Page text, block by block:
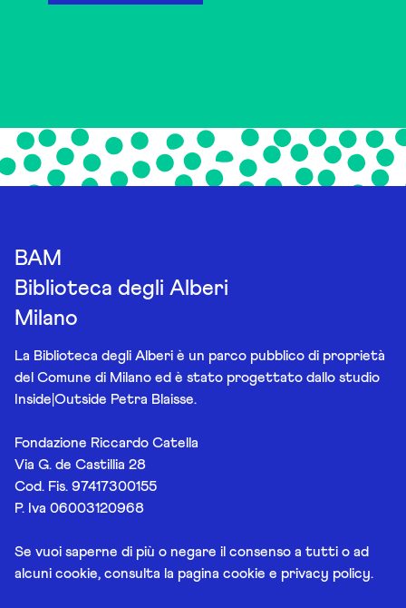
BAM
Biblioteca degli Alberi
Milano
La Biblioteca degli Alberi è un parco pubblico di proprietà
del Comune di Milano ed è stato progettato dallo studio
Inside|Outside Petra Blaisse.
Fondazione Riccardo Catella
Via G. de Castillia 28
Cod. Fis. 97417300155
P. Iva 06003120968
Se vuoi saperne di più o negare il consenso a tutti o ad
alcuni cookie, consulta la pagina cookie e privacy policy.